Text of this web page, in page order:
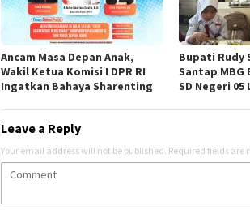
Ancam Masa Depan Anak,
Wakil Ketua Komisi I DPR RI
Ingatkan Bahaya Sharenting
Bupati Rudy
Santap MBG
SD Negeri 05
Leave a Reply
Your email address will not be published. Required fields are